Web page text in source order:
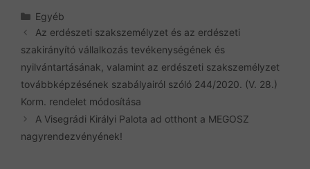
Kategória
Egyéb
Az erdészeti szakszemélyzet és az erdészeti
szakirányító vállalkozás tevékenységének és
nyilvántartásának, valamint az erdészeti szakszemélyzet
továbbképzésének szabályairól szóló 244/2020. (V. 28.)
Korm. rendelet módosítása
A Visegrádi Királyi Palota ad otthont a MEGOSZ
nagyrendezvényének!